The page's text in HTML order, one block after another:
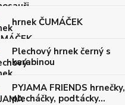
hrnek ČUMÁČEK
Plechový hrnek černý s
karabinou
PYJAMA FRIENDS hrnečky,
plecháčky, podtácky...